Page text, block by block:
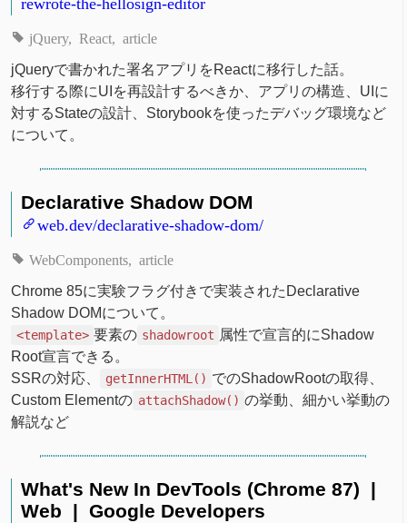
jQuery React article
jQueryで書かれた署名アプリをReactに移行した話。
移行する際にUIを再設計するべきか、アプリの構造、UIに
対するStateの設計、Storybookを使ったデバッグ環境など
について。
Declarative Shadow DOM
web.dev/declarative-shadow-dom/
WebComponents article
Chrome 85に実験フラグ付きで実装されたDeclarative
Shadow DOMについて。
<template> 要素の shadowroot 属性で宣言的にShadow
Root宣言できる。
SSRの対応、
getInnerHTML() でのShadowRootの取得、
Custom Elementの attachShadow() の挙動、細かい挙動の
解説など
What's New In DevTools (Chrome 87) |
Web | Google Developers